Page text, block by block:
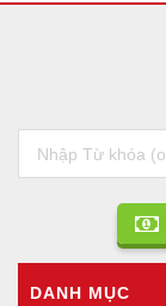
DANH MỤC